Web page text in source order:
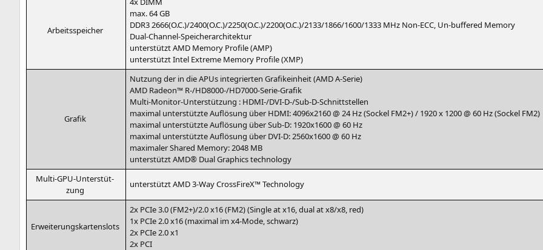
Arbeits­spei­cher
max. 64GB
DDR3 2666(O.C.)/2400(O.C.)/2250(O.C.)/2200(O.C.)/2133/1866/1600/1333 MHz Non-ECC, Un-buf­fe­r­ed Memory
Dual-Channel-Speicherarchitektur
unter­stütztAMD Memo­ry Pro­fi­le (AMP)
unter­stützt Intel Extre­me Memo­ry Pro­fi­le (XMP)
Gra­fik
Nut­zung der in die APUs inte­grier­ten Gra­fik­ein­heit (AMDA‑Serie)
AMD Rade­on™ R-/HD8000-/HD7000-Serie-Gra­fik
Mul­ti-Moni­tor-Unter­stüt­zung : HDMI-/DVI-D-/Sub-D-Schnitt­stel­len
maxi­mal unter­stütz­te Auf­lö­sung über HDMI: 4096x2160 @ 24 Hz (Sockel FM2+) / 1920 x 1200 @ 60 Hz (Sockel FM2)
maxi­mal unter­stütz­te Auf­lö­sung über Sub‑D: 1920x1600 @ 60 Hz
maxi­mal unter­stütz­te Auf­lö­sung über DVI‑D: 2560x1600 @ 60 Hz
maxi­ma­ler Shared Memo­ry: 2048 MB
unter­stütztAMD® Dual Gra­phics technology
Mul­ti-GPU-Unter­stüt­
zung
unter­stütztAMD3‑Way Cross­FireX™ Technology
Erwei­te­rungs­kar­ten­slots
2x PCIe 3.0 (FM2+)/2.0 x16 (FM2) (Sin­gle at x16, dual at x8/x8, red)
1x PCIe 2.0 x16 (maxi­mal im x4-Mode, schwarz)
2x PCIe 2.0 x1
2x PCI